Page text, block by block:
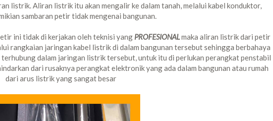
listrik. Aliran listrik itu akan mengalir ke dalam tanah, melalui kabel konduktor,
sambaran petir tidak mengenai bangunan.
ini tidak di kerjakan oleh teknisi yang PROFESIONALmaka aliran listrik dari petir
rangkaian jaringan kabel listrik di dalam bangunan tersebut sehingga berbahaya
dalam jaringan listrik tersebut, untuk itu di perlukan perangkat penstabil
dari rusaknya perangkat elektronik yang ada dalam bangunan atau rumah
dari arus listrik yang sangat besar